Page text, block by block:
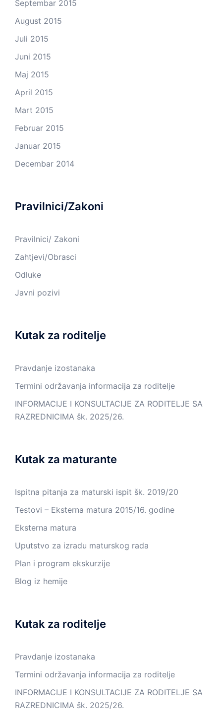
Septembar 2015
August 2015
Juli 2015
Juni 2015
Maj 2015
April 2015
Mart 2015
Februar 2015
Januar 2015
Decembar 2014
Pravilnici/Zakoni
Pravilnici/ Zakoni
Zahtjevi/Obrasci
Odluke
Javni pozivi
Kutak za roditelje
Pravdanje izostanaka
Termini održavanja informacija za roditelje
INFORMACIJE I KONSULTACIJE ZA RODITELJE SA
RAZREDNICIMA šk. 2025/26.
Kutak za maturante
Ispitna pitanja za maturski ispit šk. 2019/20
Testovi – Eksterna matura 2015/16. godine
Eksterna matura
Uputstvo za izradu maturskog rada
Plan i program ekskurzije
Blog iz hemije
Kutak za roditelje
Pravdanje izostanaka
Termini održavanja informacija za roditelje
INFORMACIJE I KONSULTACIJE ZA RODITELJE SA
RAZREDNICIMA šk. 2025/26.